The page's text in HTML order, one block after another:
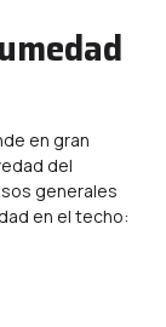
en gran
del
generales
en el techo: